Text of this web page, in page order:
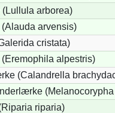
arborea)
arvensis)
cristata)
alpestris)
(Calandrella
(Melanocorypha
riparia)